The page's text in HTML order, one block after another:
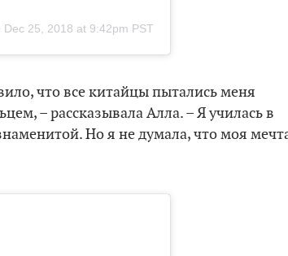
Dec 25, 2018 at 9:42pm PST
что все китайцы пытались меня
– рассказывала Алла. – Я училась в
Но я не думала, что моя